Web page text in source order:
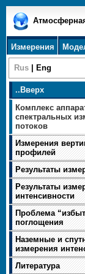
Измерения
Rus Eng
.. Вверх
Комплекс
спектральных
потоков
Измерения
профилей
Результаты
Результаты
интенсивности
Проблема
поглощения
Наземные и
измерения
Литература